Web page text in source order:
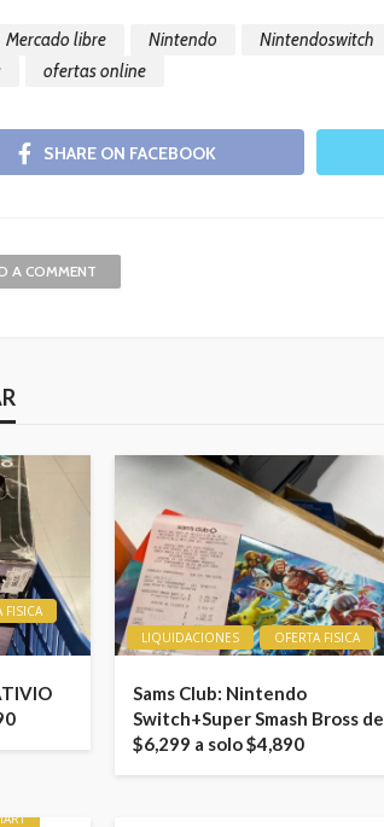
Mercado libre Nintendo Nintendoswitch
ofertas online
SHARE ON FACEBOOK
A COMMENT
FISICA
LIQUIDACIONES OFERTA FISICA
Sams Club: Nintendo
Switch+Super Smash Bross de
$6,299 a solo $4,890